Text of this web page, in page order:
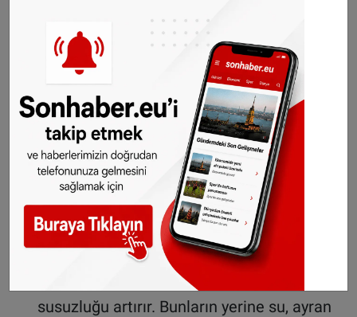
Ana Yemek: Kızartmalar yerine ızgara, fırın
veya zeytinyağlı sebze yemekleri tercih
edilerek mide yükü hafifletilmelidir.
Sıvı tüketiminde 2 litre kuralı
Uzun süreli susuzluk, konsantrasyon kaybı ve
baş ağrısının en büyük sebebidir. İftar ile sahur
arasındaki süreyi sıvı depolamak için verimli
kullanmak gerekiyor:
Çay-Kahve Yerine Su: Kafeinli içecekler
vücuttan su atılmasına neden olduğu için
susuzluğu artırır. Bunların yerine su, ayran